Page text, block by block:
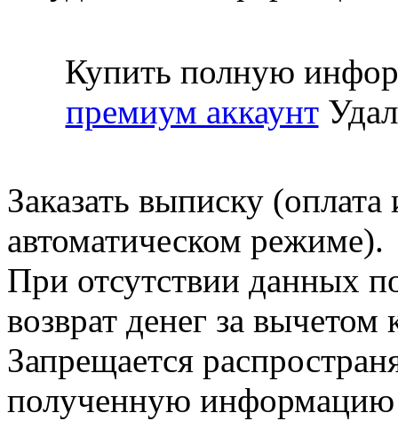
Купить полную
премиум аккаунт
Заказать выписку
автоматическом режиме).
При отсутствии данных
возврат денег за
Запрещается
полученную информацию